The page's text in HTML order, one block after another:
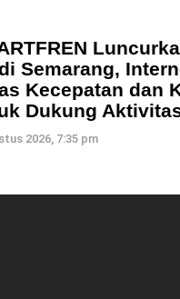
Semarang,
Kecepatan dan
Dukung
2026, 7:35 pm